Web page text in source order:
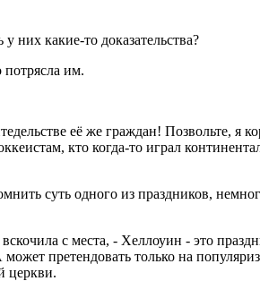
них какие-то доказательства?
им.
её же граждан! Позвольте, я
кто когда-то играл
суть одного из праздников,
с места, - Хеллоуин - это
претендовать только на
церкви.